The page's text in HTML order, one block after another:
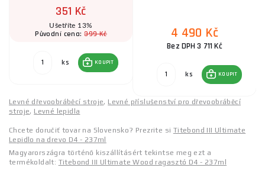
351 Kč
Ušetříte 13%
Původní cena:399 Kč
ks KOUPIT
4 490 Kč
Bez DPH 3 711 Kč
ks KOUPIT
Levné dřevoobráběcí stroje, Levné příslušenství pro dřevoobráběcí
stroje, Levné lepidla
Chcete doručiť tovar na Slovensko? Prezrite si Titebond III Ultimate
Lepidlo na drevo D4 - 237ml
Magyarországra történő kiszállításért tekintse meg ezt a
termékoldalt: Titebond III Ultimate Wood ragasztó D4 - 237ml